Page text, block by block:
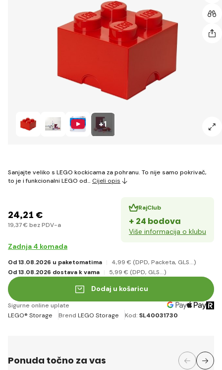
+1
Sanjajte veliko s LEGO kockicama za pohranu. To nije samo pokrivač,
to je i funkcionalni LEGO od… Cijeli opis
24,21 €
19,37 € bez PDV-a
RajClub
+ 24 bodova
Više informacija o klubu
Zadnja 4 komada
Od 13.08.2026 u paketomatima 4,99 € (DPD, Packeta, GLS...)
Od 13.08.2026 dostava k vama
5,99 € (DPD, GLS...)
Dodaj u košaricu
Sigurne online uplate
LEGO® Storage
Brend LEGO Storage Kod: SL40031730
Ponuda točno za vas